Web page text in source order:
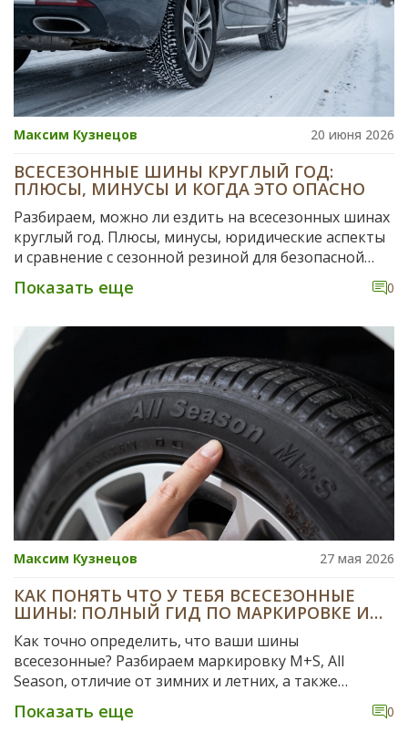
Максим Кузнецов 20 июня 2026
ВСЕСЕЗОННЫЕ ШИНЫ КРУГЛЫЙ ГОД:
ПЛЮСЫ, МИНУСЫ И КОГДА ЭТО ОПАСНО
Разбираем, можно ли ездить на всесезонных шинах
круглый год. Плюсы, минусы, юридические аспекты
и сравнение с сезонной резиной для безопасной
езды.
Показать еще 0
Максим Кузнецов 27 мая 2026
КАК ПОНЯТЬ ЧТО У ТЕБЯ ВСЕСЕЗОННЫЕ
ШИНЫ: ПОЛНЫЙ ГИД ПО МАРКИРОВКЕ И
ОТЛИЧИЯМ
Как точно определить, что ваши шины
всесезонные? Разбираем маркировку M+S, All
Season, отличие от зимних и летних, а также
юридические нюансы использования в России.
Показать еще 0